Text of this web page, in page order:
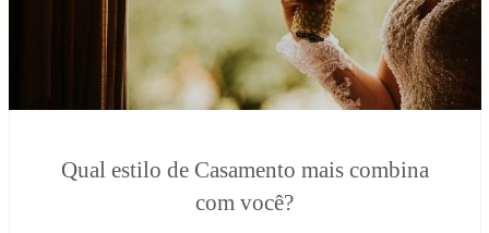
Qual estilo de Casamento mais combina
com você?